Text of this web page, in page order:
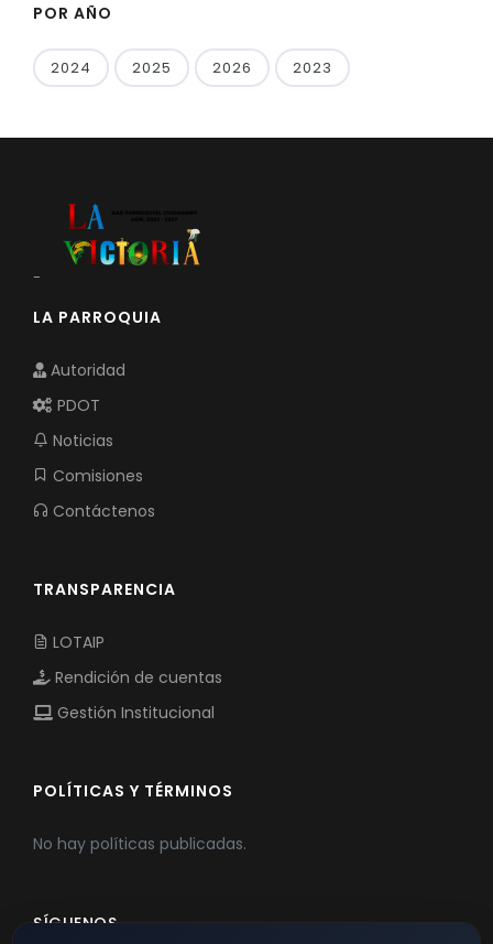
POR AÑO
2024 2025 2026 2023
-
LA PARROQUIA
Autoridad
PDOT
Noticias
Comisiones
Contáctenos
TRANSPARENCIA
LOTAIP
Rendición de cuentas
Gestión Institucional
POLÍTICAS Y TÉRMINOS
No hay políticas publicadas.
SÍGUENOS